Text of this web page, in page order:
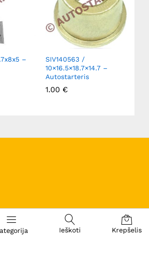
–
SIV140563 /
10×16.5×18.7×14.7 –
Autostarteris
1.00 €
Lietuva, LT-09121
Ieškoti Krepšelis